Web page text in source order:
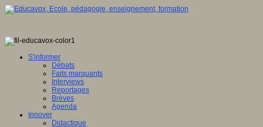
S'informer
Débats
Faits marquants
Interviews
Reportages
Brèves
Agenda
Innover
Didactique